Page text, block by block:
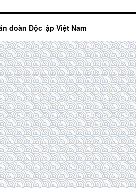
đoàn Độc lập Việt Nam